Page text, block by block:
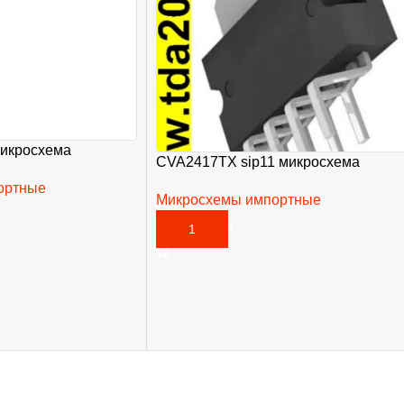
CVA2417TX sip11 микросхема
Микросхемы импортные
В КОРЗИНУ